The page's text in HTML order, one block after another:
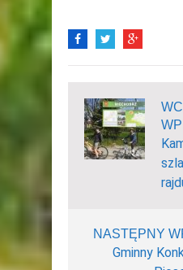
NASTĘPNY
Gminny